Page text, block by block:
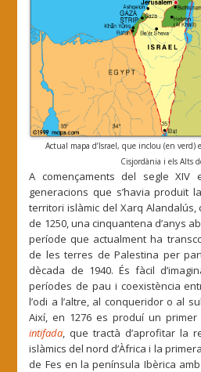
Actual mapa d’Israel, que inclou (en verd)
Cisjordània i els Alts
A començaments del segle
generacions que s’havia produït
territori islàmic del Xarq
de 1250, una cinquantena d’anys
període que actualment ha
de les terres de Palestina per
dècada de 1940. És fàcil
períodes de pau i coexistència
l’odi a l’altre, al conqueridor o al
Així, en 1276 es produí un
intifada, que tractà d’aprofitar la
islàmics del nord d’Àfrica i la
de Fes en la península Ibèrica